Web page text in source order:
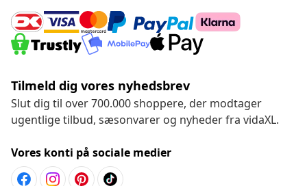
Tilmeld dig vores nyhedsbrev
Slut dig til over 700.000 shoppere, der modtager
ugentlige tilbud, sæsonvarer og nyheder fra vidaXL.
Vores konti på sociale medier